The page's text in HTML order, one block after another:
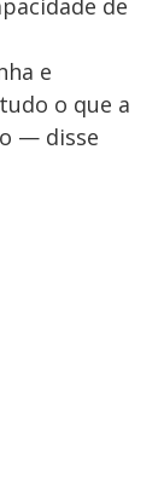
e
o que a
— disse